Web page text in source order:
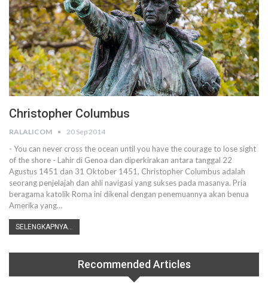
Christopher Columbus
RALALICOM 20 Sep 2014
- You can never cross the ocean until you have the courage to lose sight
of the shore - Lahir di Genoa dan diperkirakan antara tanggal 22
Agustus 1451 dan 31 Oktober 1451, Christopher Columbus adalah
seorang penjelajah dan ahli navigasi yang sukses pada masanya. Pria
beragama katolik Roma ini dikenal dengan penemuannya akan benua
Amerika yang…
SELENGKAPNYA...
Recommended Articles